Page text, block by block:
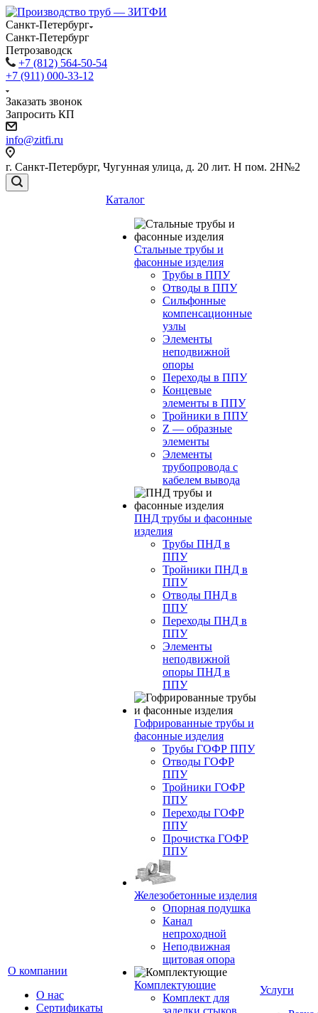
Санкт-Петербург
Санкт-Петербург
Петрозаводск
+7 (812) 564-50-54
+7 (911) 000-33-12
Заказать звонок
Запросить КП
info@zitfi.ru
г. Санкт-Петербург, Чугунная улица, д. 20 лит. Н пом. 2Н№2
О компании
О нас
Сертификаты
Каталог
Стальные трубы и
фасонные изделия
Трубы в ППУ
Отводы в ППУ
Сильфонные
компенсационные
узлы
Элементы
неподвижной
опоры
Переходы в ППУ
Концевые
элементы в ППУ
Тройники в ППУ
Z — образные
элементы
Элементы
трубопровода с
кабелем вывода
ПНД трубы и фасонные
изделия
Трубы ПНД в
ППУ
Тройники ПНД в
ППУ
Отводы ПНД в
ППУ
Переходы ПНД в
ППУ
Элементы
неподвижной
опоры ПНД в
ППУ
Гофрированные трубы и
фасонные изделия
Трубы ГОФР ППУ
Отводы ГОФР
ППУ
Тройники ГОФР
ППУ
Переходы ГОФР
ППУ
Прочистка ГОФР
ППУ
Железобетонные изделия
Опорная подушка
Канал
непроходной
Неподвижная
щитовая опора
Комплектующие
Комплект для
заделки стыков
Услуги